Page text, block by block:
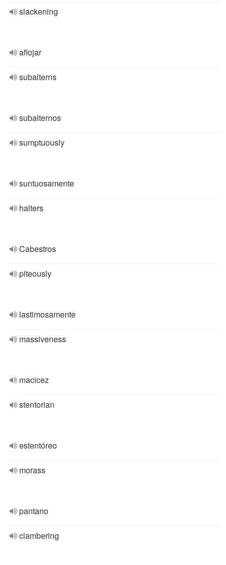
slackening
aflojar
subalterns
subalternos
sumptuously
suntuosamente
halters
Cabestros
piteously
lastimosamente
massiveness
macicez
stentorian
estentóreo
morass
pantano
clambering